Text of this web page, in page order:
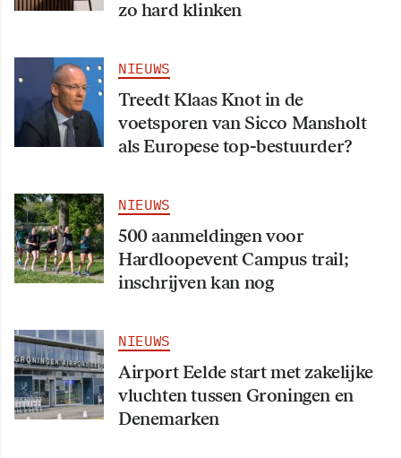
zo hard klinken
NIEUWS
Treedt Klaas Knot in de
voetsporen van Sicco Mansholt
als Europese top-bestuurder?
NIEUWS
500 aanmeldingen voor
Hardloopevent Campus trail;
inschrijven kan nog
NIEUWS
Airport Eelde start met zakelijke
vluchten tussen Groningen en
Denemarken